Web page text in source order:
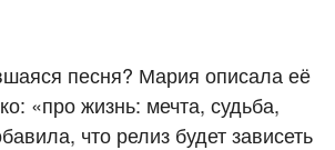
песня? Мария описала её
«про жизнь: мечта, судьба,
что релиз будет зависеть